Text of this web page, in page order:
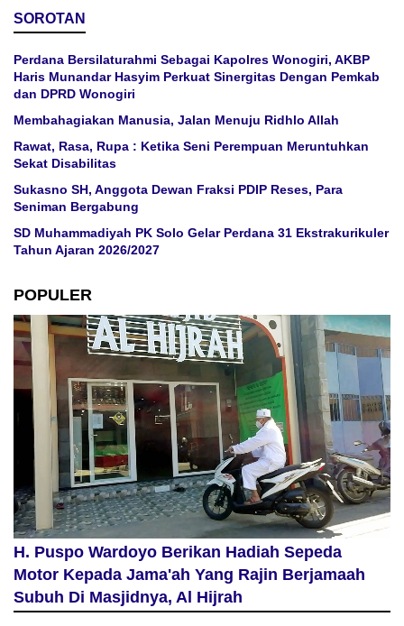
SOROTAN
Perdana Bersilaturahmi Sebagai Kapolres Wonogiri, AKBP
Haris Munandar Hasyim Perkuat Sinergitas Dengan Pemkab
dan DPRD Wonogiri
Membahagiakan Manusia, Jalan Menuju Ridhlo Allah
Rawat, Rasa, Rupa : Ketika Seni Perempuan Meruntuhkan
Sekat Disabilitas
Sukasno SH, Anggota Dewan Fraksi PDIP Reses, Para
Seniman Bergabung
SD Muhammadiyah PK Solo Gelar Perdana 31 Ekstrakurikuler
Tahun Ajaran 2026/2027
POPULER
H. Puspo Wardoyo Berikan Hadiah Sepeda
Motor Kepada Jama'ah Yang Rajin Berjamaah
Subuh Di Masjidnya, Al Hijrah